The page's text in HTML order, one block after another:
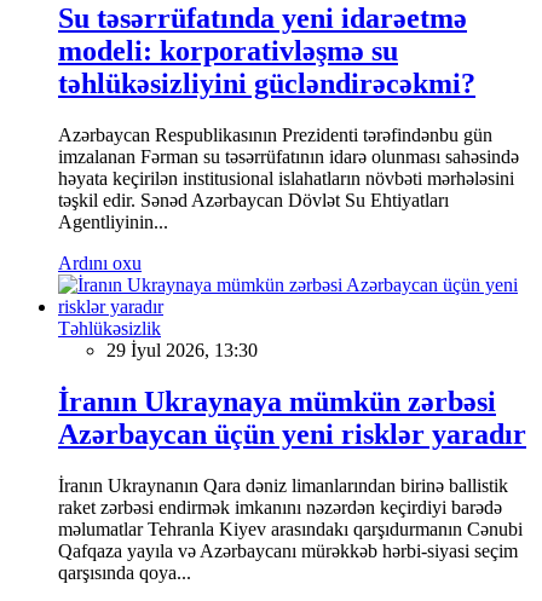
Su təsərrüfatında yeni idarəetmə
modeli: korporativləşmə su
təhlükəsizliyini gücləndirəcəkmi?
Azərbaycan Respublikasının Prezidenti tərəfindənbu gün
imzalanan Fərman su təsərrüfatının idarə olunması sahəsində
həyata keçirilən institusional islahatların növbəti mərhələsini
təşkil edir. Sənəd Azərbaycan Dövlət Su Ehtiyatları
Agentliyinin...
Ardını oxu
Təhlükəsizlik
29 İyul 2026, 13:30
İranın Ukraynaya mümkün zərbəsi
Azərbaycan üçün yeni risklər yaradır
İranın Ukraynanın Qara dəniz limanlarından birinə ballistik
raket zərbəsi endirmək imkanını nəzərdən keçirdiyi barədə
məlumatlar Tehranla Kiyev arasındakı qarşıdurmanın Cənubi
Qafqaza yayıla və Azərbaycanı mürəkkəb hərbi-siyasi seçim
qarşısında qoya...